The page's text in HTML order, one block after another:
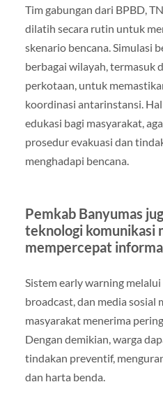
Tim gabungan dari BPBD,
dilatih secara rutin untuk
skenario bencana. Simulasi
berbagai wilayah, termasuk
perkotaan, untuk
koordinasi antarinstansi.
edukasi bagi masyarakat,
prosedur evakuasi dan
menghadapi bencana.
Pemkab Banyumas
teknologi komunikasi
mempercepat
Sistem early warning
broadcast, dan media sosial
masyarakat menerima
Dengan demikian, warga
tindakan preventif,
dan harta benda.